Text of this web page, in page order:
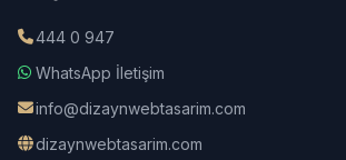
444 0 947
WhatsApp İletişim
info@dizaynwebtasarim.com
dizaynwebtasarim.com